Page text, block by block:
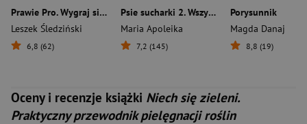
Prawie Pro. Wygraj siebie
Leszek Śledziński
6,8 (62)
Psie sucharki 2. Wszystkie słowa, które musisz znać, żeby obsłużyć swojego psa
Maria Apoleika
7,2 (145)
Porysunnik
Magda Danaj
8,8 (19)
Oceny i recenzje książki Niech się zieleni.
Praktyczny przewodnik pielęgnacji roślin